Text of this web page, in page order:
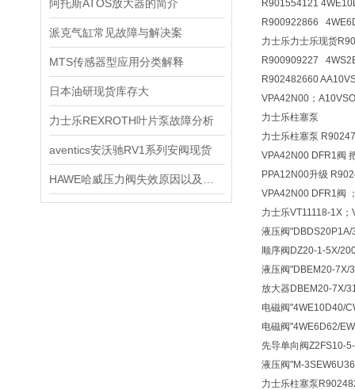
阿托斯ATOS放大器的简介
派克气缸常见故障与解决案
MTS传感器型应用分类解释
日本油研现货库存大
力士乐REXROTH叶片泵故障分析
aventics安沃驰RV1系列安阀现货
R901554121
R900922866
力士乐力士乐现货
R900909227
R902482660
VPA42N00；
力士乐柱塞泵
力士乐柱塞泵
VPA42N00 DFR1阀
PPA12N00升级
VPA42N00 DFR1阀
力士乐VT11118-1X；
液压阀
顺序阀 DZ20-1-5X/
液压阀"DBEM20-7X/
放大器DBEM20-7X/
电磁阀"4WE10D40/
电磁阀"4WE6D62/
先导单向阀Z2FS10-
液压阀"M-
力士乐柱塞泵